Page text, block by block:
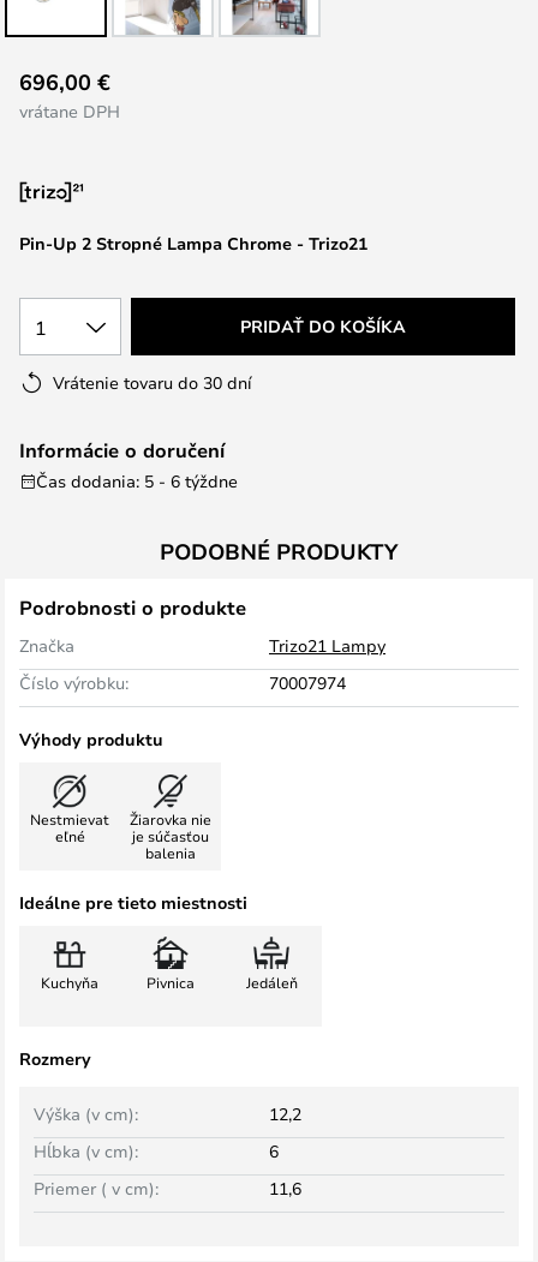
na
začiatok
obrázkov
Pin-Up 2 Stropné Lampa Chrome - Trizo21
696,00 €
vrátane DPH
1 PRIDAŤ DO KOŠÍKA
Vrátenie tovaru do 30 dní
Informácie o doručení
Čas dodania: 5 - 6 týždne
PODOBNÉ PRODUKTY
Podrobnosti o produkte
Značka
Trizo21 Lampy
Číslo výrobku:
70007974
Výhody produktu
Nestmievat
eľné
Žiarovka nie
je súčasťou
balenia
Ideálne pre tieto miestnosti
Kuchyňa Pivnica Jedáleň
Rozmery
Výška (v cm):
12,2
Hĺbka (v cm):
6
Priemer ( v cm):
11,6